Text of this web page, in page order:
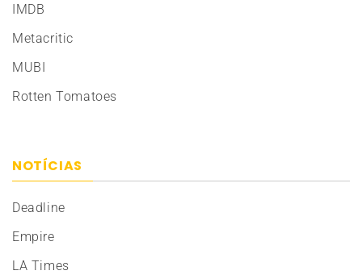
IMDB
Metacritic
MUBI
Rotten Tomatoes
NOTÍCIAS
Deadline
Empire
LA Times